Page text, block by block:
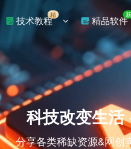
技术教程精 精品软件新
科技改变生活
分享各类稀缺资源&网创